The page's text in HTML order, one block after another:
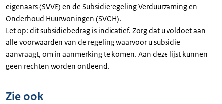
eigenaars (SVVE) en de Subsidieregeling Verduurzaming en
Onderhoud Huurwoningen (SVOH).
Let op: dit subsidiebedrag is indicatief. Zorg dat u voldoet aan
alle voorwaarden van de regeling waarvoor u subsidie
aanvraagt, om in aanmerking te komen. Aan deze lijst kunnen
geen rechten worden ontleend.
Zie ook